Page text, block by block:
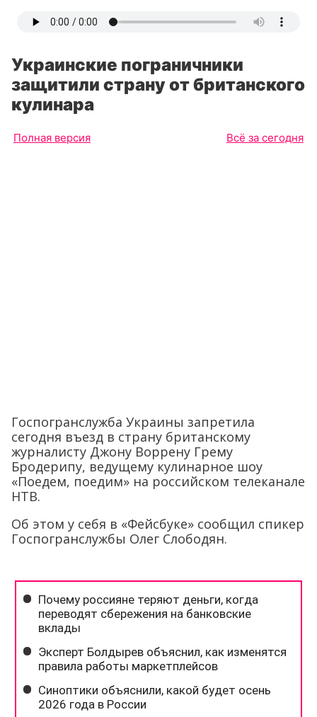
Украинские пограничники
защитили страну от британского
кулинара
Полная версия Всё за сегодня
Госпогранслужба Украины запретила
сегодня въезд в страну британскому
журналисту Джону Воррену Грему
Бродерипу, ведущему кулинарное шоу
«Поедем, поедим» на российском телеканале
НТВ.
Об этом у себя в «Фейсбуке» сообщил спикер
Госпогранслужбы Олег Слободян.